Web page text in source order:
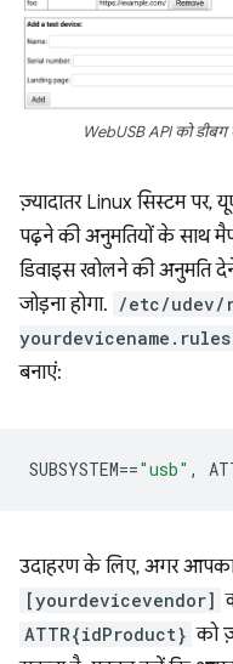
WebUSB API को
ज़्यादातर Linux सिस्टम पर,
पढ़ने की अनुमतियों के साथ
डिवाइस खोलने की अनुमति
जोड़ना होगा. /etc/udev/
yourdevicename.rules
बनाएं:
SUBSYSTEM=="usb" ,
उदाहरण के लिए, अगर
[yourdevicevendor]
ATTR{idProduct} को